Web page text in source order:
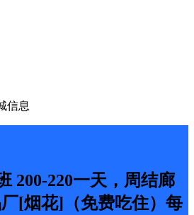
信息
200-220一天，周结廊
[烟花]（免费吃住）每